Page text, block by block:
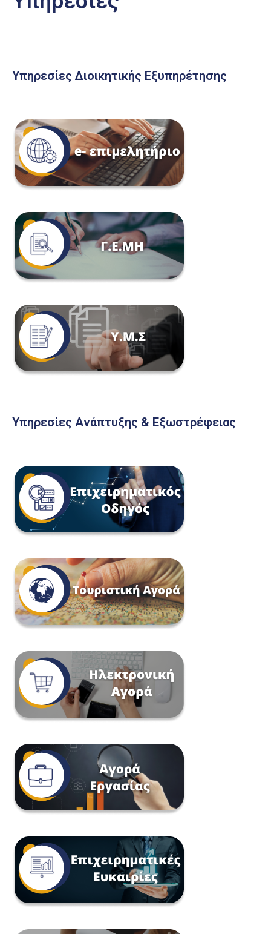
Υπηρεσίες Διοικητικής Εξυπηρέτησης
Υπηρεσίες Ανάπτυξης & Εξωστρέφειας